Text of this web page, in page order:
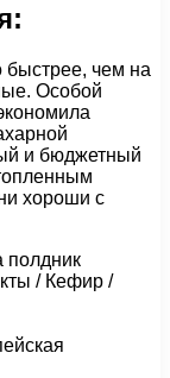
быстрее, чем на
Особой
и бюджетный
хороши с
полдник
/ Кефир /